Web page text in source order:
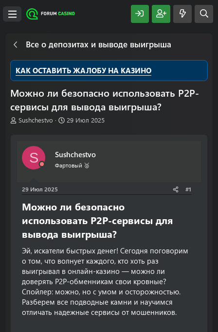
Все о депозитах и выводе выигрыша
КАК ОСТАВИТЬ ЖАЛОБУ НА КАЗИНО
Можно ли безопасно использовать P2P-
сервисы для вывода выигрыша?
А
ы
Sushchestvo
Д
н
а
29 Июл 2025
S Sushchestvo
Фартовый 🥈
29 Июл 2025 #1
Можно ли безопасно
использовать P2P-сервисы для
вывода выигрыша?​
Эй, искатели быстрых денег! Сегодня поговорим
о том, что волнует каждого, кто хоть раз
выигрывал в онлайн-казино — можно ли
доверять P2P-обменникам свои кровные?
Спойлер: можно, но с умом и осторожностью.
Разберем все подводные камни и научимся
отличать надежные сервисы от мошенников.